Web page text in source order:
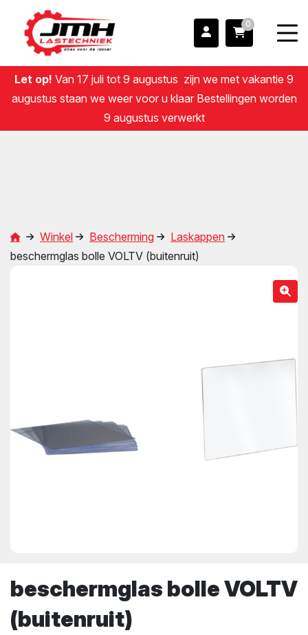
0
Let op! Van 17 juli tot 9 augustus zijn we met vakantie 9
augustus staan we weer voor u klaar Bestellingen worden
9 augustus verwerkt
Winkel Bescherming
Laskappen
beschermglas bolle VOLTV (buitenruit)
beschermglas bolle VOLTV
(buitenruit)